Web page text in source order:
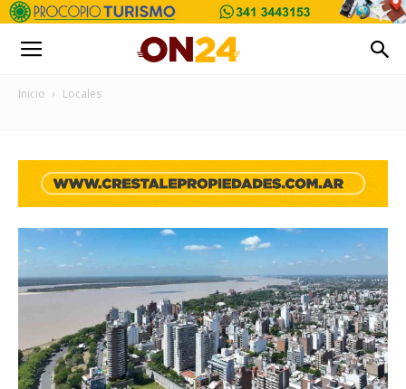
Inicio Locales